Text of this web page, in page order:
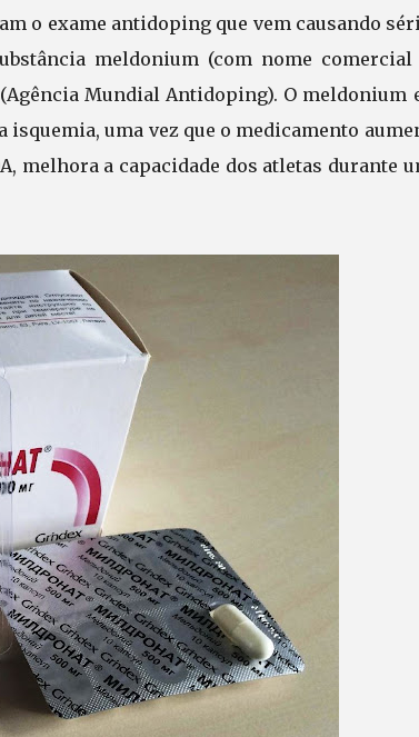
o exame antidoping que vem causando
meldonium (com nome comercial
Mundial Antidoping). O meldonium
uma vez que o medicamento
melhora a capacidade dos atletas durante